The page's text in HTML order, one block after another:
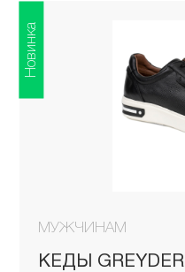
МУЖЧИНАМ
КЕДЫ GREYDER
Новинка